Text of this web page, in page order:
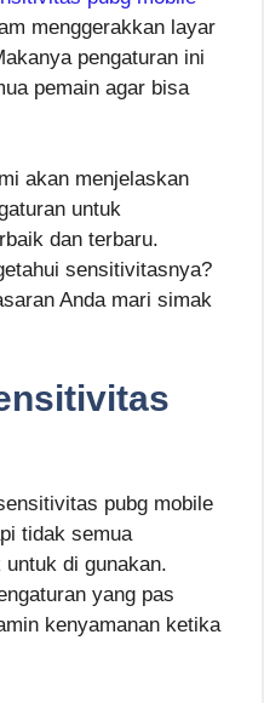
menggerakkan layar
pengaturan ini
pemain agar bisa
akan menjelaskan
untuk
dan terbaru.
sensitivitasnya?
Anda mari simak
pubg mobile
tidak semua
di gunakan.
yang pas
kenyamanan ketika